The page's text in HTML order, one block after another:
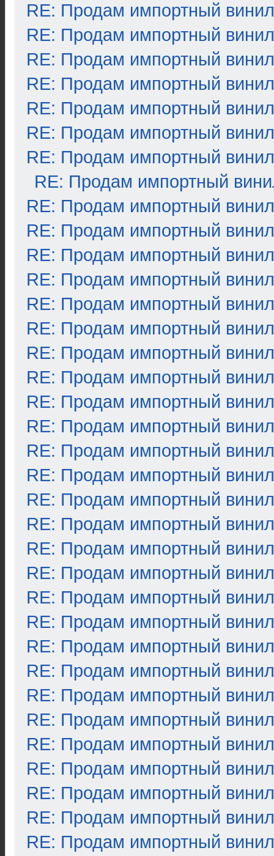
RE: Продам импортный винил
RE: Продам импортный винил
RE: Продам импортный винил
RE: Продам импортный винил
RE: Продам импортный винил
RE: Продам импортный винил
RE: Продам импортный винил
RE: Продам импортный
RE: Продам импортный винил
RE: Продам импортный винил
RE: Продам импортный винил
RE: Продам импортный винил
RE: Продам импортный винил
RE: Продам импортный винил
RE: Продам импортный винил
RE: Продам импортный винил
RE: Продам импортный винил
RE: Продам импортный винил
RE: Продам импортный винил
RE: Продам импортный винил
RE: Продам импортный винил
RE: Продам импортный винил
RE: Продам импортный винил
RE: Продам импортный винил
RE: Продам импортный винил
RE: Продам импортный винил
RE: Продам импортный винил
RE: Продам импортный винил
RE: Продам импортный винил
RE: Продам импортный винил
RE: Продам импортный винил
RE: Продам импортный винил
RE: Продам импортный винил
RE: Продам импортный винил
RE: Продам импортный винил